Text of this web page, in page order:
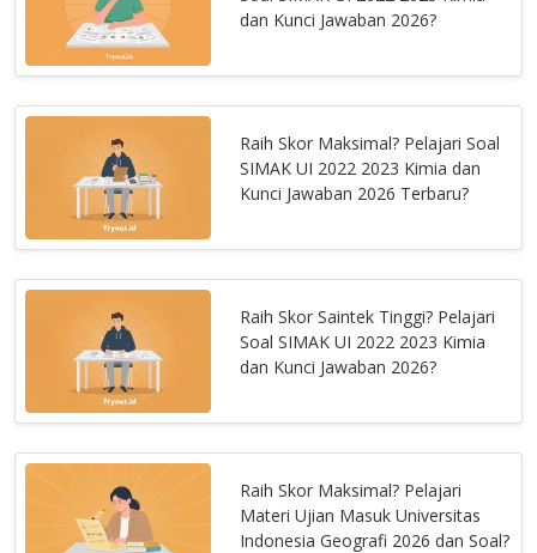
dan Kunci Jawaban 2026?
Raih Skor Maksimal? Pelajari Soal
SIMAK UI 2022 2023 Kimia dan
Kunci Jawaban 2026 Terbaru?
Raih Skor Saintek Tinggi? Pelajari
Soal SIMAK UI 2022 2023 Kimia
dan Kunci Jawaban 2026?
Raih Skor Maksimal? Pelajari
Materi Ujian Masuk Universitas
Indonesia Geografi 2026 dan Soal?